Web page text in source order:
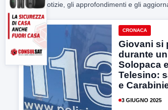
Tutte le notizie, gli approfondimenti e gli
CRONACA
Giovani si
durante
Solopaca
Telesino:
e
3 GIUGNO 2025